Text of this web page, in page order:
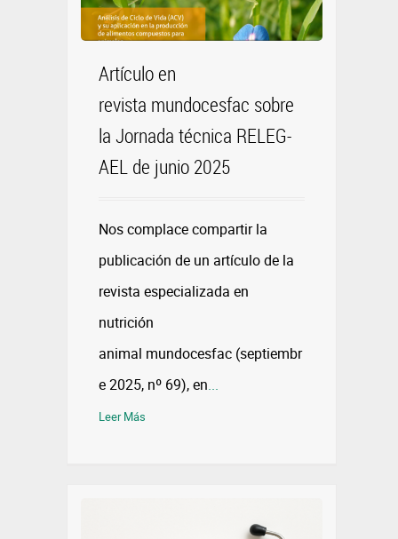
Artículo en
revista mundocesfac sobre
la Jornada técnica RELEG-
AEL de junio 2025
Nos complace compartir la
publicación de un artículo de la
revista especializada en
nutrición
animal mundocesfac (septiembr
e 2025, nº 69), en...
Leer Más